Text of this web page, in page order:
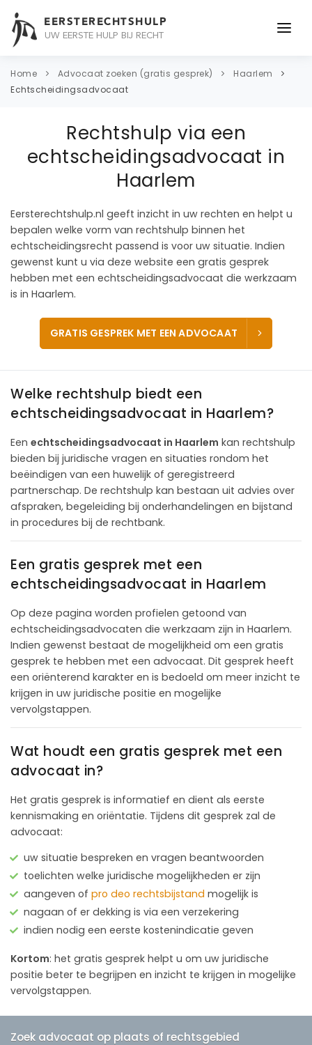
EERSTERECHTSHULP
UW EERSTE HULP BIJ RECHT
ONDERWERPEN
ADVOCAAT
OVER ONS
Home Advocaat zoeken (gratis gesprek)
Haarlem
Echtscheidingsadvocaat
Rechtshulp via een
echtscheidingsadvocaat in
Haarlem
Eersterechtshulp.nl geeft inzicht in uw rechten en helpt u
bepalen welke vorm van rechtshulp binnen het
echtscheidingsrecht passend is voor uw situatie. Indien
gewenst kunt u via deze website een gratis gesprek
hebben met een echtscheidingsadvocaat die werkzaam
is in Haarlem.
GRATIS GESPREK MET EEN ADVOCAAT
Welke rechtshulp biedt een
echtscheidingsadvocaat in Haarlem?
Een echtscheidingsadvocaat in Haarlem kan rechtshulp
bieden bij juridische vragen en situaties rondom het
beëindigen van een huwelijk of geregistreerd
partnerschap. De rechtshulp kan bestaan uit advies over
afspraken, begeleiding bij onderhandelingen en bijstand
in procedures bij de rechtbank.
Een gratis gesprek met een
echtscheidingsadvocaat in Haarlem
Op deze pagina worden profielen getoond van
echtscheidingsadvocaten die werkzaam zijn in Haarlem.
Indien gewenst bestaat de mogelijkheid om een gratis
gesprek te hebben met een advocaat. Dit gesprek heeft
een oriënterend karakter en is bedoeld om meer inzicht te
krijgen in uw juridische positie en mogelijke
vervolgstappen.
Wat houdt een gratis gesprek met een
advocaat in?
Het gratis gesprek is informatief en dient als eerste
kennismaking en oriëntatie. Tijdens dit gesprek zal de
advocaat:
uw situatie bespreken en vragen beantwoorden
toelichten welke juridische mogelijkheden er zijn
aangeven of pro deo rechtsbijstand mogelijk is
nagaan of er dekking is via een verzekering
indien nodig een eerste kostenindicatie geven
Kortom: het gratis gesprek helpt u om uw juridische
positie beter te begrijpen en inzicht te krijgen in mogelijke
vervolgstappen.
Zoek advocaat op plaats of rechtsgebied